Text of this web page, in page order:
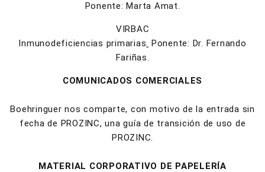
Ponente: Marta Amat.
VIRBAC
Inmunodeficiencias primarias. Ponente: Dr. Fernando
Fariñas.
COMUNICADOS COMERCIALES
Boehringuer nos comparte, con motivo de la entrada sin
fecha de PROZINC, una guía de transición de uso de
PROZINC.
MATERIAL CORPORATIVO DE PAPELERÍA